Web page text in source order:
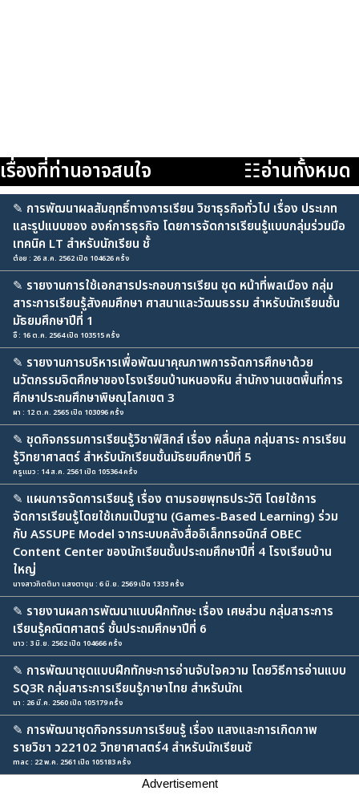
เรื่องที่ท่านอาจสนใจ ☷อ่านทั้งหมด
✎ การพัฒนาผลสัมฤทธิ์ทางการเรียน วิชาธุรกิจทั่วไป เรื่อง ประเภท
และรูปแบบของ องค์การธุรกิจ โดยการจัดการเรียนรู้แบบกลุ่มร่วมมือ
เทคนิค LT สำหรับนักเรียน ชั้
ต๋อย : 26 ส.ค. 2562 เปิด 104626 ครั้ง
✎ รายงานการใช้เอกสารประกอบการเรียน ชุด หน้าที่พลเมือง กลุ่ม
สาระการเรียนรู้สังคมศึกษา ศาสนาและวัฒนธรรม สำหรับนักเรียนชั้น
มัธยมศึกษาปีที่ 1
อิ๊ : 16 ต.ค. 2564 เปิด 103515 ครั้ง
✎ รายงานการบริหารเพื่อพัฒนาคุณภาพการจัดการศึกษาด้วย
นวัตกรรมจิตศึกษาของโรงเรียนบ้านหนองหิน สำนักงานเขตพื้นที่การ
ศึกษาประถมศึกษาพิษณุโลกเขต 3
ผา : 12 ต.ค. 2565 เปิด 103096 ครั้ง
✎ ชุดกิจกรรมการเรียนรู้วิชาฟิสิกส์ เรื่อง คลื่นกล กลุ่มสาระ การเรียน
รู้วิทยาศาสตร์ สำหรับนักเรียนชั้นมัธยมศึกษาปีที่ 5
ครูแมว : 14 ส.ค. 2561 เปิด 105364 ครั้ง
✎ แผนการจัดการเรียนรู้ เรื่อง ตามรอยพุทธประวัติ โดยใช้การ
จัดการเรียนรู้โดยใช้เกมเป็นฐาน (Games-Based Learning) ร่วม
กับ ASSUPE Model จากระบบคลังสื่ออิเล็กทรอนิกส์ OBEC
Content Center ของนักเรียนชั้นประถมศึกษาปีที่ 4 โรงเรียนบ้าน
ใหญ่
นางสาวกิตติมา แสงตาขุน : 6 มิ.ย. 2569 เปิด 1333 ครั้ง
✎ รายงานผลการพัฒนาแบบฝึกทักษะ เรื่อง เศษส่วน กลุ่มสาระการ
เรียนรู้คณิตศาสตร์ ชั้นประถมศึกษาปีที่ 6
นาว : 3 มิ.ย. 2562 เปิด 104666 ครั้ง
✎ การพัฒนาชุดแบบฝึกทักษะการอ่านจับใจความ โดยวิธีการอ่านแบบ
SQ3R กลุ่มสาระการเรียนรู้ภาษาไทย สำหรับนักเ
นา : 26 มี.ค. 2560 เปิด 105179 ครั้ง
✎ การพัฒนาชุดกิจกรรมการเรียนรู้ เรื่อง แสงและการเกิดภาพ
รายวิชา ว22102 วิทยาศาสตร์4 สำหรับนักเรียนชั
mac : 22 พ.ค. 2561 เปิด 105183 ครั้ง
Advertisement